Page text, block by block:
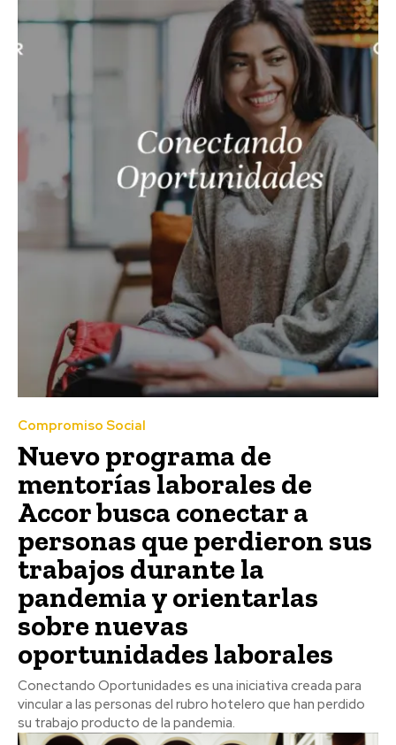
Compromiso Social
Nuevo programa de
mentorías laborales de
Accor busca conectar a
personas que perdieron sus
trabajos durante la
pandemia y orientarlas
sobre nuevas
oportunidades laborales
Conectando Oportunidades es una iniciativa creada para
vincular a las personas del rubro hotelero que han perdido
su trabajo producto de la pandemia.